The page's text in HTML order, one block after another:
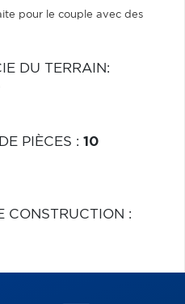
pour le couple avec des
DU TERRAIN:
PIÈCES : 10
CONSTRUCTION :